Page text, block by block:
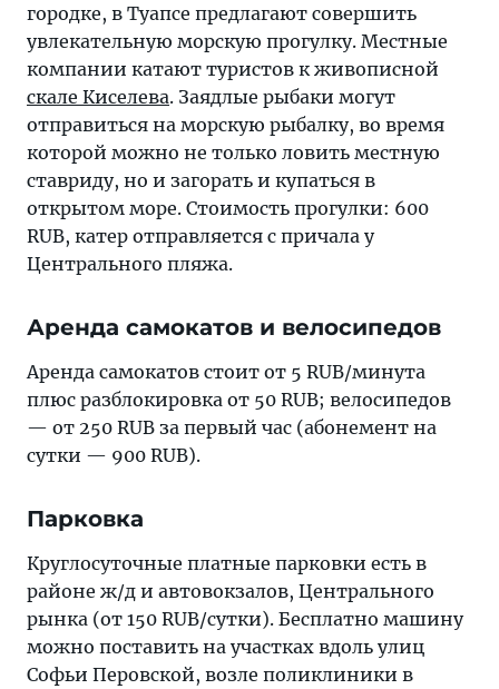
городке, в Туапсе предлагают совершить
увлекательную морскую прогулку. Местные
компании катают туристов к живописной
скале Киселева. Заядлые рыбаки могут
отправиться на морскую рыбалку, во время
которой можно не только ловить местную
ставриду, но и загорать и купаться в
открытом море. Стоимость прогулки: 600
RUB, катер отправляется с причала у
Центрального пляжа.
Аренда самокатов и велосипедов
Аренда самокатов стоит от 5 RUB/минута
плюс разблокировка от 50 RUB; велосипедов
— от 250 RUB за первый час (абонемент на
сутки — 900 RUB).
Парковка
Круглосуточные платные парковки есть в
районе ж/д и автовокзалов, Центрального
рынка (от 150 RUB/сутки). Бесплатно машину
можно поставить на участках вдоль улиц
Софьи Перовской, возле поликлиники в